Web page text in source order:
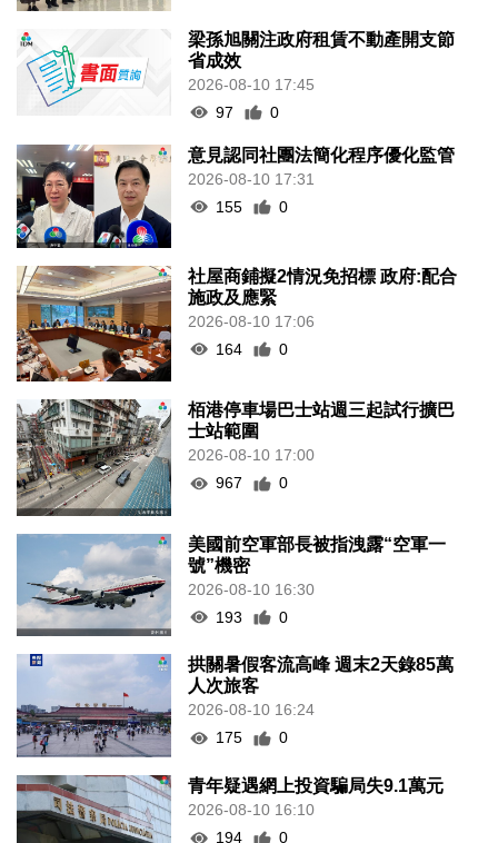
梁孫旭關注政府租賃不動產開支節
省成效
2026-08-10 17:45
97
0
意見認同社團法簡化程序優化監管
2026-08-10 17:31
155
0
社屋商鋪擬2情況免招標 政府:配合
施政及應緊
2026-08-10 17:06
164
0
栢港停車場巴士站週三起試行擴巴
士站範圍
2026-08-10 17:00
967
0
美國前空軍部長被指洩露“空軍一
號”機密
2026-08-10 16:30
193
0
拱關暑假客流高峰 週末2天錄85萬
人次旅客
2026-08-10 16:24
175
0
青年疑遇網上投資騙局失9.1萬元
2026-08-10 16:10
194
0